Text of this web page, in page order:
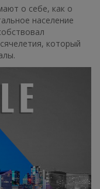
о себе, как о
население
который